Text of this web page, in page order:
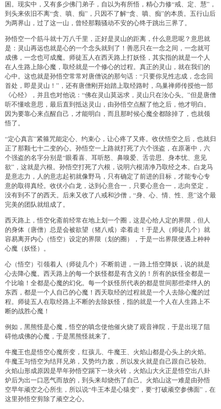
困。现实中，又有多少佛门弟子，自以为有所悟，精心力修“戒、定、慧”，
到头来依旧不离“贪、嗔、痴”，只因不了解“贪、嗔、痴”的本质。五行山后
为两界山，过了这一山，曾经那颗骚动不安的心终于跳出三界了。
孙悟空一个筋斗就十万八千里，正好是灵山的距离，什么意思呢？意思就
是：灵山再远也就是心的一个念头就到了！善恶只在一念之间，一念就可
成佛，一念也可成魔。师徒五人在西天路上打妖怪，其实指的就是一个人
在人生路上除心魔，取经就是一个修心的过程。真正的灵山，就在我们的
心中。这也就是孙悟空常常对唐僧说的那句话：“只要你见性志成，念念回
首处，即是灵山！”，还有唐僧刚开始踏上取经路时，乌巢禅师传授他一部
《心经》，并且也对他说：“佛在灵山莫远求，灵山只在汝心头。”但是唐僧
听不懂啥意思，最后直到抵达灵山，由孙悟空点醒了他之后，他才明白。
因为要靠心来点醒自己，才能明白，而且那时候心魔全都除掉了，也就领
悟了。
“定心真言”紧箍咒能定心、约束心，让心疼了又疼。收伏悟空之后，也就归
正了那颗七十二变的心。孙悟空一上路就打死了六个强盗，在原著中，六
个强盗的名字分别是“眼看喜、耳听怒、鼻嗅爱、舌尝思、身本忧、意见
欲”，这就是六根。孙悟空打死了六根，说明六根清净乃取经之本。白龙马
是意志力，人的意志起初就像野马，只有确定了前进的目标，才能专心专
意的取得真经。收伏小白龙，达到心意合一，只要心意合一，志向坚定，
没有到不了的西天。后来又收了八戒和沙僧，“身、心、情、性、意”这个最
完美的团队就组成了。
西天路上，悟空化斋前经常在地上划一个圈，这是心给人定的界限，但人
的身体（唐僧）总是会被欲望（猪八戒）牵着走！于是人（师徒几个）就
容易离开内心（悟空）设定的界限（划的圈），于是一出界限便遇上种种
心魔（妖怪）。
心（悟空）引领着人（师徒几个）不断前进，一路上悟空降妖，说的就是
心去降心魔。西天路上的每一个妖怪都是有含义的！所有的妖怪全都是一
个比喻！全都是心魔的幻化。每一个妖怪所代表的都是世间那些牵绊人的
东西，都是一个人自己的心魔！西天取经的过程就是一个人去除心魔的过
程。师徒五人在取经路上不断的去除妖怪，指的就是一个人在人生路上不
断的战胜心魔！
例如，黑熊怪是心魔，悟空的嗔念使他催火烧了观音禅院，于是出现了阻
碍他成佛的心魔，于是黑熊怪就来了。
牛魔王也是悟空心魔所变，红孩儿、牛魔王、火焰山都是心头上的火焰。
牛魔王与悟空为结拜兄弟，又势均力敌，所以发火就是自己跟自己较劲。
火焰山形成原因是早年孙悟空踢下一块火砖，火焰山大火正是悟空出八卦
炉后为出一口恶气而放的，到头来却烧伤了自己。火焰山这一难是由孙悟
空早年顽空之心所生，所以说“牛王本是心猿变”，要“打破顽空参佛面”，在
这里孙悟空剪除了顽空之心。